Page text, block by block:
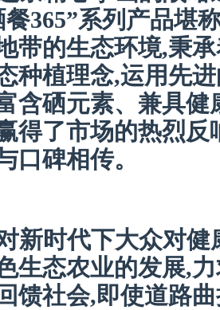
餐365”系列产品堪
带的生态环境,秉
种植理念,运用先
含硒元素、兼具
得了市场的热烈
口碑相传。
新时代下大众对
生态农业的发展,
馈社会,即使道路